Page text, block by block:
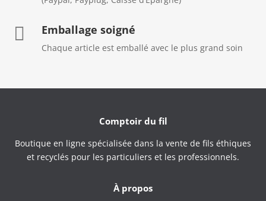
 Emballage soigné
Chaque article est emballé avec le plus grand soin
Comptoir du fil
Boutique en ligne spécialisée dans la vente de fils éthiques
et recyclés pour les particuliers et les professionnels.
À propos